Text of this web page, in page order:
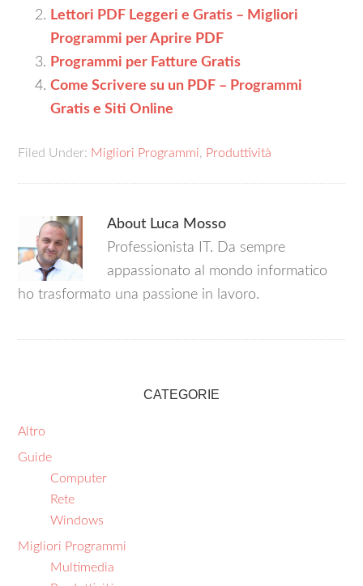
Lettori PDF Leggeri e Gratis – Migliori
Programmi per Aprire PDF
Programmi per Fatture Gratis
Come Scrivere su un PDF – Programmi
Gratis e Siti Online
Filed Under: Migliori Programmi Produttività
About Luca Mosso
Professionista IT. Da sempre
appassionato al mondo informatico
ho trasformato una passione in lavoro.
CATEGORIE
Altro
Guide
Computer
Rete
Windows
Migliori Programmi
Multimedia